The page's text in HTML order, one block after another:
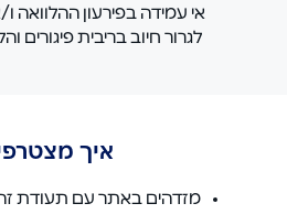
אי עמידה בפירעון ההלוואה
לגרור חיוב בריבית פיגורים
איך